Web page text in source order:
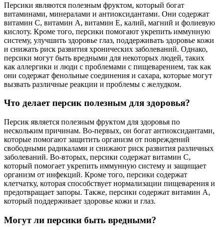
Персики являются полезным фруктом, который богат
витаминами, минералами и антиоксидантами. Они содержат
витамин C, витамин А, витамин Е, калий, магний и фолиевую
кислоту. Кроме того, персики помогают укрепить иммунную
систему, улучшить здоровье глаз, поддерживать здоровье кожи
и снижать риск развития хронических заболеваний. Однако,
персики могут быть вредными для некоторых людей, таких
как аллергики и люди с проблемами с пищеварением, так как
они содержат фенольные соединения и сахара, которые могут
вызвать различные реакции и проблемы с желудком.
Что делает персик полезным для здоровья?
Персик является полезным фруктом для здоровья по
нескольким причинам. Во-первых, он богат антиоксидантами,
которые помогают защитить организм от повреждений
свободными радикалами и снижают риск развития различных
заболеваний. Во-вторых, персики содержат витамин С,
который помогает укрепить иммунную систему и защищает
организм от инфекций. Кроме того, персики содержат
клетчатку, которая способствует нормализации пищеварения и
предотвращает запоры. Также, персики содержат витамин А,
который поддерживает здоровье кожи и глаз.
Могут ли персики быть вредными?